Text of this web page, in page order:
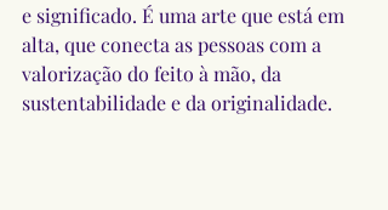
e significado. É uma arte que está em
alta, que conecta as pessoas com a
valorização do feito à mão, da
sustentabilidade e da originalidade.